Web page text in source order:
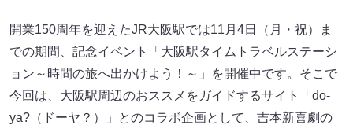
開業150周年を迎えたJR大阪駅では11月4日（月・祝）ま
での期間、記念イベント「大阪駅タイムトラベルステーシ
ョン～時間の旅へ出かけよう！～」を開催中です。そこで
今回は、大阪駅周辺のおススメをガイドするサイト「do-
ya?（ドーヤ？）」とのコラボ企画として、吉本新喜劇の